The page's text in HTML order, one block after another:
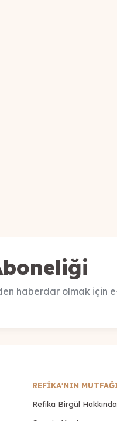
haberdar olmak için
REFİKA'NIN
Refika Birgül Hakkında